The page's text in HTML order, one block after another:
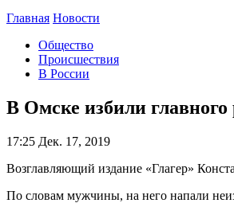
Главная Новости
Общество
Происшествия
В России
В Омске избили главного
17:25 Дек. 17, 2019
Возглавляющий издание «Глагер»
По словам мужчины, на него напали